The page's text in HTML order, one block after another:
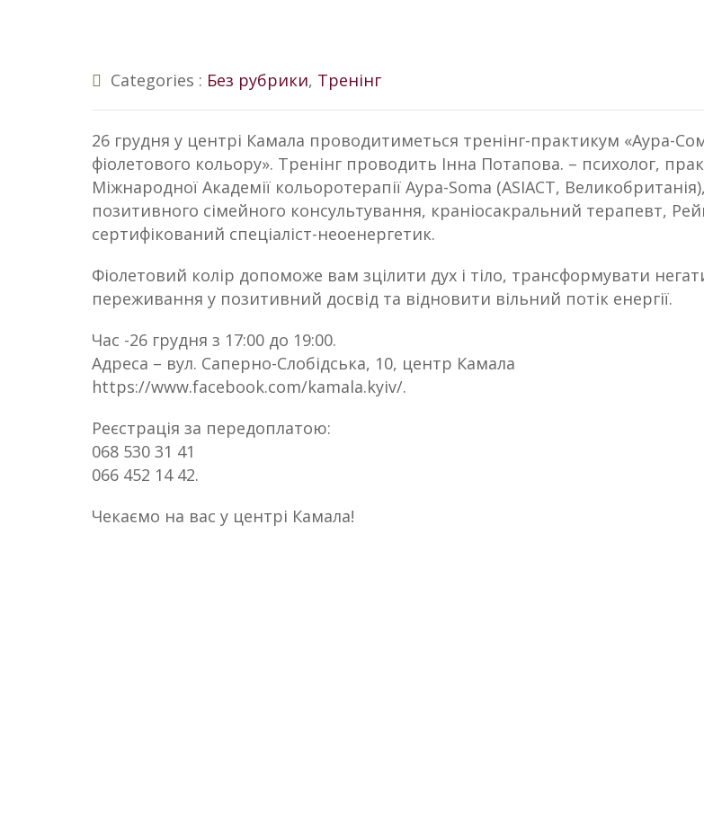
Categories : Без рубрики, Тренінг
26 грудня у центрі Камала проводитиметься тренінг-практикум «Аура-
фіолетового кольору». Тренінг проводить Інна Потапова. – психолог,
Міжнародної Академії кольоротерапії Аура-Soma (ASIACT, Великобританія),
позитивного сімейного консультування, краніосакральний терапевт,
сертифікований спеціаліст-неоенергетик.
Фіолетовий колір допоможе вам зцілити дух і тіло, трансформувати
переживання у позитивний досвід та відновити вільний потік енергії.
Час -26 грудня з 17:00 до 19:00.
Адреса – вул. Саперно-Слобідська, 10, центр Камала
https://www.facebook.com/kamala.kyiv/.
Реєстрація за передоплатою:
068 530 31 41
066 452 14 42.
Чекаємо на вас у центрі Камала!